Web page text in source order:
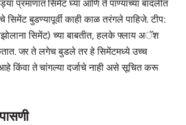
प्रमाणात सिमेंट घ्या आणि ते पाण्याच्या बादलीत
सिमेंट बुडण्यापूर्वी काही काळ तरंगले पाहिजे. टीप:
सिमेंट) च्या बाबतीत, हलके फ्लाय अॅश
जर ते लगेच बुडले तर हे सिमेंटमध्ये उच्च
किंवा ते चांगल्या दर्जाचे नाही असे सूचित करू